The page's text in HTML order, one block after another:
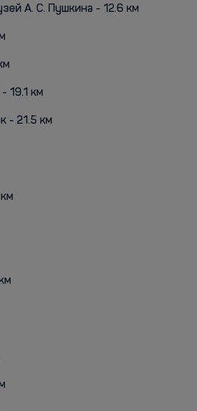
А. С. Пушкина - 12.6 км
19.1 км
- 21.5 км